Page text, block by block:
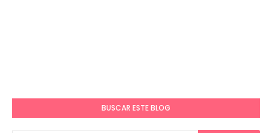
BUSCAR ESTE BLOG